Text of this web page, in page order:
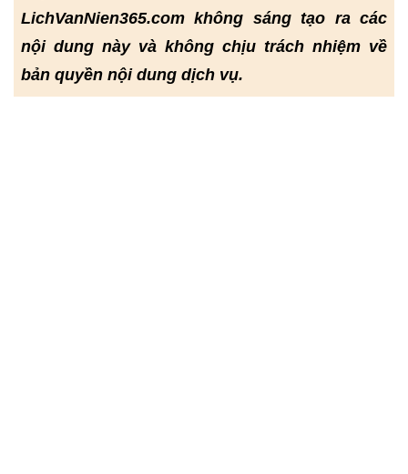
LichVanNien365.com không sáng tạo ra các
nội dung này và không chịu trách nhiệm về
bản quyền nội dung dịch vụ.